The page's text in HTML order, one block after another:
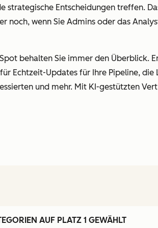
Entscheidungen treffen.
wenn Sie Admins oder das
behalten Sie immer den Überblick.
Echtzeit-Updates für Ihre Pipeline, die
und mehr. Mit KI-gestützten
AUF PLATZ 1 GEWÄHLT